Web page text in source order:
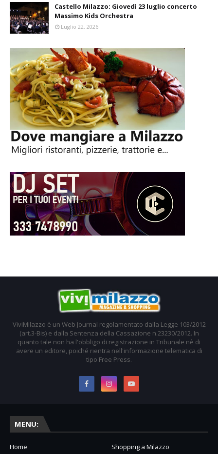
Castello Milazzo: Giovedì 23 luglio concerto
Massimo Kids Orchestra
Luglio 22, 2026
ViviMilazzo è un Web Journal regolamentato dalla Legge 103/2012
(art.3-Bis) e dalla Sentenza della Cassazione n.23230/2012. In
quanto tale non ha l'obbligo di registrazione in Tribunale nè di
avere un editore, poiché rientra nell'informazione telematica di
tipo Free Press.
MENU:
Home
Shopping a Milazzo